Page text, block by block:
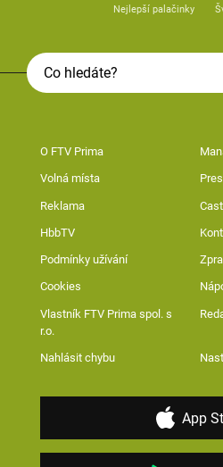
Nejlepší palačinky
O FTV Prima
Volná místa
Reklama
HbbTV
Podmínky užívání
Cookies
Vlastník FTV Prima spol. s
r.o.
Nahlásit chybu
App